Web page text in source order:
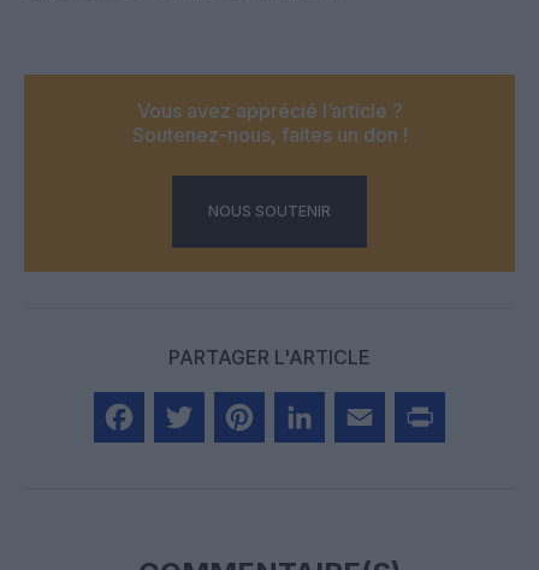
Vous avez apprécié l’article ?
Soutenez-nous, faites un don !
NOUS SOUTENIR
PARTAGER L'ARTICLE